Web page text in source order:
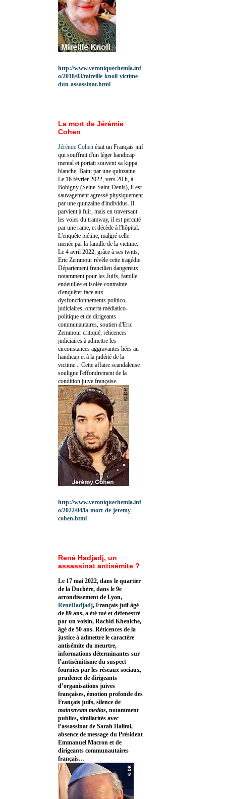
http://www.veroniquechemla.inf
o/2018/03/mireille-knoll-victime-
dun-assassinat.html
La mort de Jérémie
Cohen
Jérémie Cohen était un Français juif
qui souffrait d'un léger handicap
mental et portait souvent sa kippa
blanche. Battu par une quinzaine.
Le 16 février 2022, vers 20 h, à
Bobigny (Seine-Saint-Denis), il est
sauvagement agressé physiquement
par une quinzaine d'individus. Il
parvient à fuir, mais en traversant
les voies du tramway, il est percuté
par une rame, et décède à l'hôpital.
L'enquête piétine, malgré celle
menée par la famille de la victime.
Le 4 avril 2022, grâce à ses twitts,
Eric Zemmour révèle cette tragédie.
Département francilien dangereux
notamment pour les Juifs, famille
endeuillée et isolée contrainte
d'enquêter face aux
dysfonctionnements politico-
judiciaires, omerta médiatico-
politique et de dirigeants
communautaires, soutien d'Eric
Zemmour critiqué, réticences
judiciaires à admettre les
circonstances aggravantes liées au
handicap et à la judéité de la
victime... Cette affaire scandaleuse
souligne l'effondrement de la
condition juive française.
http://www.veroniquechemla.inf
o/2022/04/la-mort-de-jeremy-
cohen.html
René Hadjadj, un
assassinat antisémite ?
Le 17 mai 2022, dans le quartier
de la Duchère, dans le 9e
arrondissement de Lyon,
RenéHadjadj, Français juif âgé
de 89 ans, a été tué et défenestré
par un voisin, Rachid Kheniche,
âgé de 50 ans. Réticences de la
justice à admettre le caractère
antisémite du meurtre,
informations déterminantes sur
l’antisémitisme du suspect
fournies par les réseaux sociaux,
prudence de dirigeants
d’organisations juives
françaises, émotion profonde des
Français juifs, silence de
mainstream medias, notamment
publics, similarités avec
l’assassinat de Sarah Halimi,
absence de message du Président
Emmanuel Macron et de
dirigeants communautaires
français…